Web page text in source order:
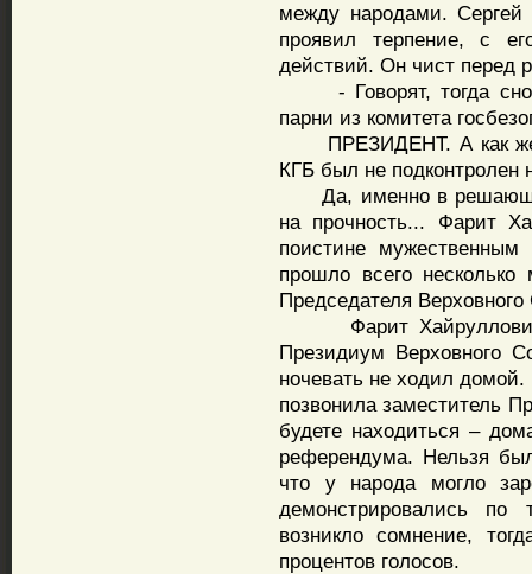
между народами.
проявил терпение, с
действий. Он чист перед
- Говорят, тогда
парни из комитета
ПРЕЗИДЕНТ. А как же
КГБ был не подконтролен
Да, именно в
на прочность... Фарит
поистине
прошло всего
Председателя Верховного
Фарит Хайруллович
Президиум Верховного
ночевать не ходил
позвонила заместитель
будете находиться –
референдума. Нельзя
что у народа могло
демонстрировались
возникло сомнение,
процентов голосов.